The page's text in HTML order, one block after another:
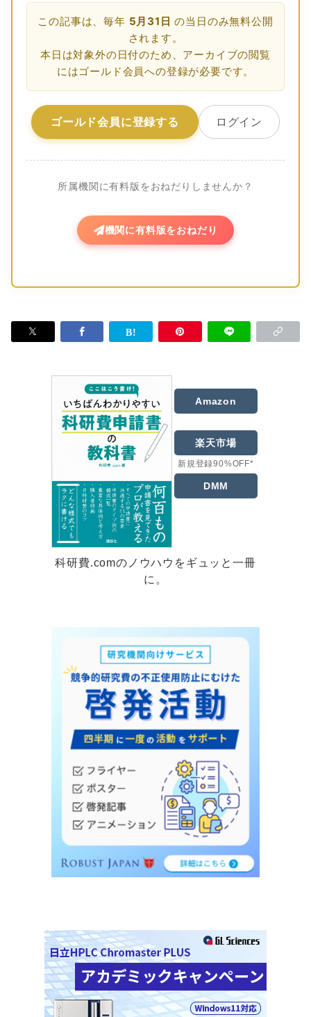
この記事は、毎年 5月31日 の当日のみ無料公開
されます。
本日は対象外の日付のため、アーカイブの閲覧
にはゴールド会員への登録が必要です。
ゴールド会員に登録する ログイン
所属機関に有料版をおねだりしませんか？
機関に有料版をおねだり
Amazon
楽天市場
新規登録90%OFF*
DMM
科研費.comのノウハウをギュッと一冊
に。